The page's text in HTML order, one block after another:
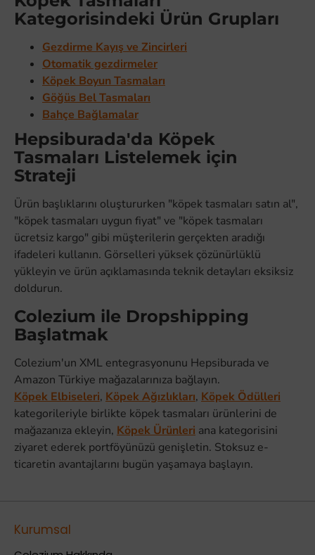
Kategorisindeki Ürün Grupları
Gezdirme Kayış ve Zincirleri
Otomatik gezdirmeler
Köpek Boyun Tasmaları
Göğüs Bel Tasmaları
Bahçe Bağlamalar
Hepsiburada'da Köpek
Tasmaları Listelemek için
Strateji
Ürün başlıklarını oluştururken "köpek tasmaları satın al",
"köpek tasmaları uygun fiyat" ve "köpek tasmaları
ücretsiz kargo" gibi müşterilerin gerçekten aradığı
ifadeleri kullanın. Görselleri yüksek çözünürlüklü
yükleyin ve ürün açıklamasında teknik detayları eksiksiz
doldurun.
Colezium ile Dropshipping
Başlatmak
Colezium'un XML entegrasyonunu Hepsiburada ve
Amazon Türkiye mağazalarınıza bağlayın.
Köpek Elbiseleri, Köpek Ağızlıkları, Köpek Ödülleri
kategorileriyle birlikte köpek tasmaları ürünlerini de
mağazanıza ekleyin, Köpek Ürünleri ana kategorisini
ziyaret ederek portföyünüzü genişletin. Stoksuz e-
ticaretin avantajlarını bugün yaşamaya başlayın.
Kurumsal